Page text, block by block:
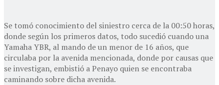
Se tomó conocimiento del siniestro cerca de la 00:50 horas,
donde según los primeros datos, todo sucedió cuando una
Yamaha YBR, al mando de un menor de 16 años, que
circulaba por la avenida mencionada, donde por causas que
se investigan, embistió a Penayo quien se encontraba
caminando sobre dicha avenida.